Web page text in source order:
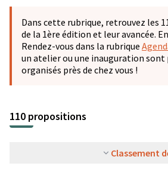
−
Dans cette rubrique, retrouvez les
de la 1ère édition et leur avancée.
Rendez-vous dans la rubrique
un atelier ou une inauguration
organisés près de chez vous !
110 propositions
Classement